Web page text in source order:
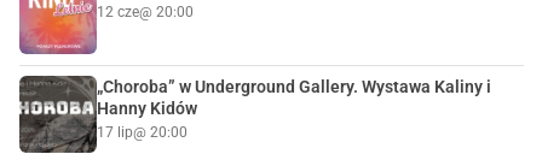
12 cze@ 20:00
„Choroba” w Underground Gallery. Wystawa Kaliny i
Hanny Kidów
17 lip@ 20:00